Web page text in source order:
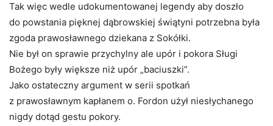
Tak więc wedle udokumentowanej legendy aby doszło
do powstania pięknej dąbrowskiej świątyni potrzebna była
zgoda prawosławnego dziekana z Sokółki.
Nie był on sprawie przychylny ale upór i pokora Sługi
Bożego były większe niż upór „baciuszki”.
Jako ostateczny argument w serii spotkań
z prawosławnym kapłanem o. Fordon użył niesłychanego
nigdy dotąd gestu pokory.